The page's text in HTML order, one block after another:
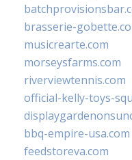
brasserie-
musicrearte.com
morseysfarms.com
riverviewtennis.com
official-kelly-toys-
bbq-empire-usa.com
feedstoreva.com